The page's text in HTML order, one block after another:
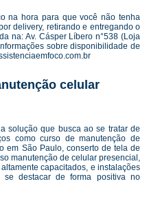
na hora para que você não tenha
delivery, retirando e entregando o
na: Av. Cásper Líbero n°538 (Loja
sobre disponibilidade de
celular
solução que busca ao se tratar de
como curso de manutenção de
em São Paulo, conserto de tela de
manutenção de celular presencial,
capacitados, e instalações
destacar de forma positiva no